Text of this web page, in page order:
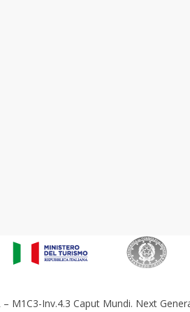
– M1C3-Inv.4.3 Caput Mundi. Next